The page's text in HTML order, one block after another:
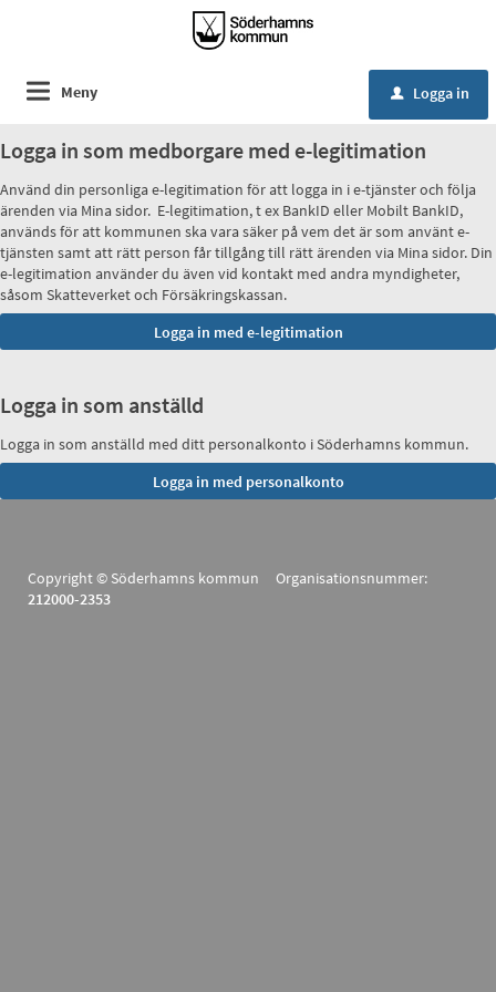
Meny u Logga in
Logga in som medborgare med e-legitimation
Använd din personliga e-legitimation för att logga in i e-tjänster och följa
ärenden via Mina sidor. E-legitimation, t ex BankID eller Mobilt BankID,
används för att kommunen ska vara säker på vem det är som använt e-
tjänsten samt att rätt person får tillgång till rätt ärenden via Mina sidor. Din
e-legitimation använder du även vid kontakt med andra myndigheter,
såsom Skatteverket och Försäkringskassan.
Logga in som anställd
Logga in som anställd med ditt personalkonto i Söderhamns kommun.
Copyright © Söderhamns kommun Organisationsnummer:
212000-2353